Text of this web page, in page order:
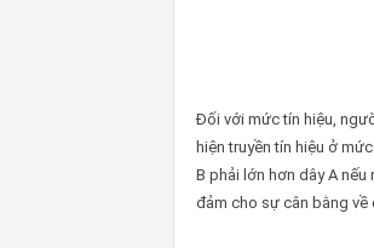
Đối với mức tín hiệu,
hiện truyền tín hiệu ở
B phải lớn hơn dây A
đảm cho sự cân bằng về